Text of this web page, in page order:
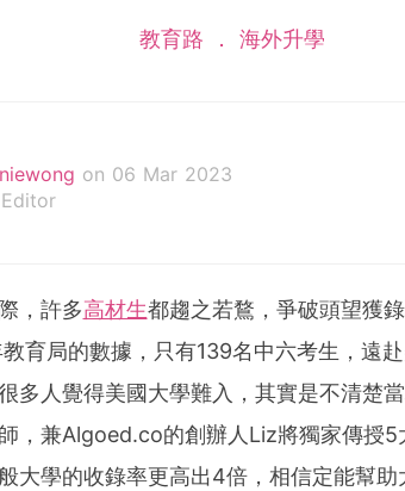
教育路 海外升學
on 06 Mar 2023
，許多高材生都趨之若鶩，爭破頭望獲
育局的數據，只有139名中六考生，遠
多人覺得美國大學難入，其實是不清楚
，兼Algoed.co的創辦人Liz將獨家傳授5
大學的收錄率更高出4倍，相信定能幫助